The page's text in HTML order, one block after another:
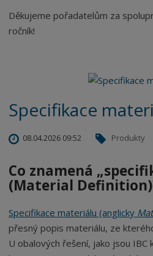
Děkujeme pořadatelům za
ročník!
Specifikace
08.04.2026 09:52 Produkty
Co znamená
(Material
Specifikace materiálu (anglicky
přesný popis materiálu, ze
U obalových řešení, jako jsou